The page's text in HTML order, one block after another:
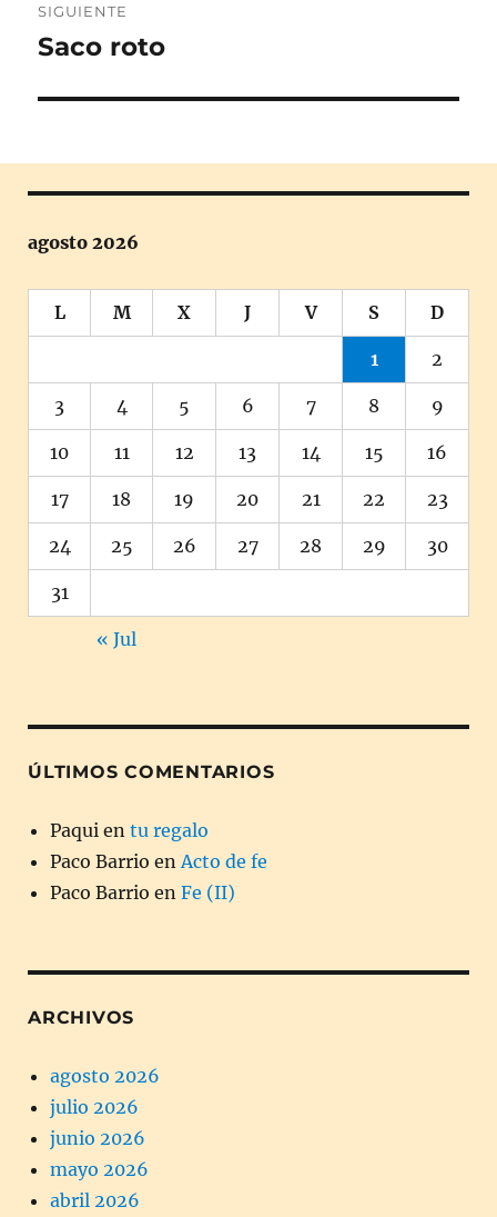
SIGUIENTE
Entrada
Saco roto
agosto 2026
L M X J V S D
1 2
3 4 5 6 7 8 9
10 11 12 13 14 15 16
17 18 19 20 21 22 23
24 25 26 27 28 29 30
31
« Jul
ÚLTIMOS COMENTARIOS
Paqui en tu regalo
Paco Barrio en Acto de fe
Paco Barrio en Fe (II)
ARCHIVOS
agosto 2026
julio 2026
junio 2026
mayo 2026
abril 2026